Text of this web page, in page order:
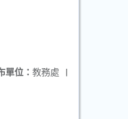
單位： 教務處 |